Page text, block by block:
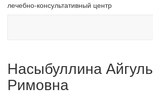
лечебно-консультативный центр
Насыбуллина Айгуль
Римовна